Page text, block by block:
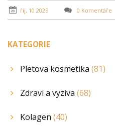
říj, 10 2025 0 Komentáře
KATEGORIE
Pletova kosmetika (81)
Zdravi a vyziva (68)
Kolagen (40)